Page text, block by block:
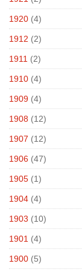
1920 (4)
1912 (2)
1911 (2)
1910 (4)
1909 (4)
1908 (12)
1907 (12)
1906 (47)
1905 (1)
1904 (4)
1903 (10)
1901 (4)
1900 (5)